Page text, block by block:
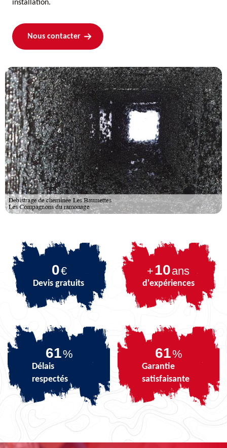
installation.
Nous contacter
0€
Devis gratuits
+10ans
d'expériences
74%
Délais
respectés
74%
Garantie
satisfaisante